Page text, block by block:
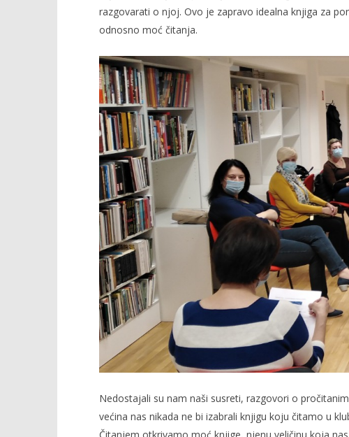
Gradska knjižnica i čitaonica
14.10.2020.
slatina.net
slatina.net
razgovarati o njoj. Ovo je zapravo idealna knjiga za
odnosno moć čitanja.
Nedostajali su nam naši susreti, razgovori o
većina nas nikada ne bi izabrali knjigu koju čitamo u